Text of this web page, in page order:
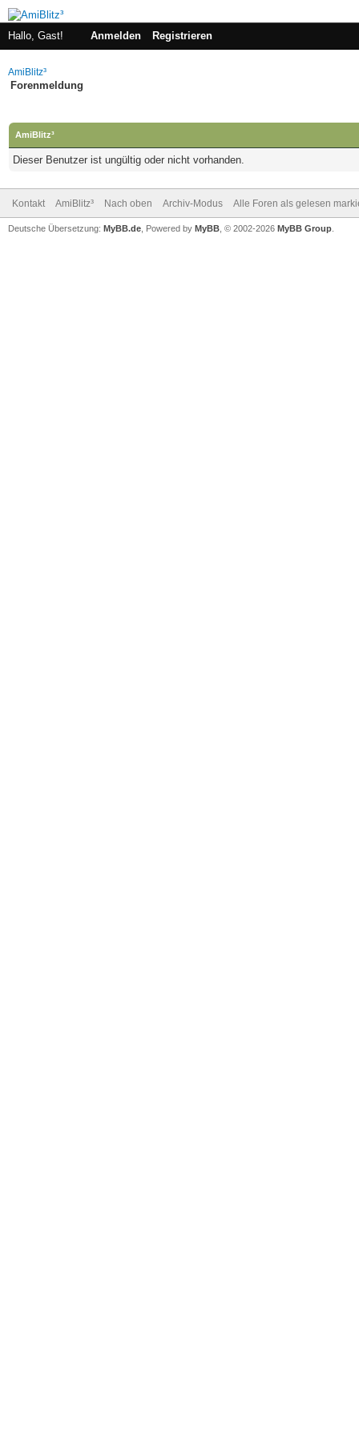
Hallo, Gast! Anmelden Registrieren
AmiBlitz³
Forenmeldung
AmiBlitz³
Dieser Benutzer ist ungültig oder nicht vorhanden.
Kontakt AmiBlitz³ Nach oben Archiv-Modus Alle Foren als gelesen
Deutsche Übersetzung: MyBB.de , Powered by MyBB , © 2002-2026 MyBB Group